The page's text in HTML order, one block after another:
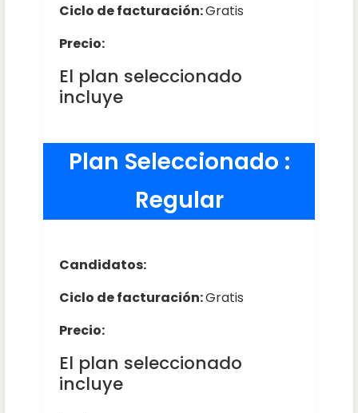
Ciclo de facturación:Gratis
Precio:
El plan seleccionado
incluye
Plan Seleccionado :
Regular
Candidatos:
Ciclo de facturación:Gratis
Precio:
El plan seleccionado
incluye